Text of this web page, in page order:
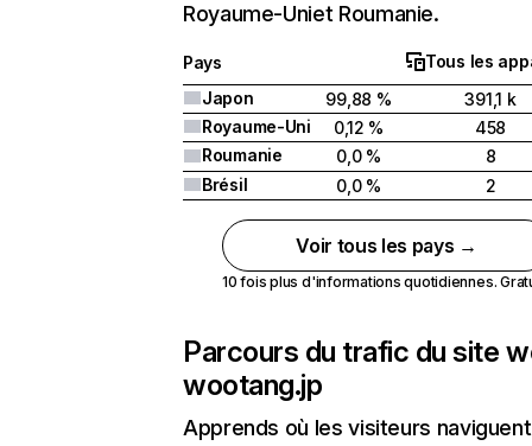
Royaume-Uniet Roumanie.
Pays
Tous les
Japon
99,88 %
391,1 k
Royaume-Uni
0,12 %
458
Roumanie
0,0 %
8
Brésil
0,0 % 2
Voir tous les pays →
10 fois plus d'informations quotidiennes.
Parcours du trafic du site
wootang.jp
Apprends où les visiteurs naviguent